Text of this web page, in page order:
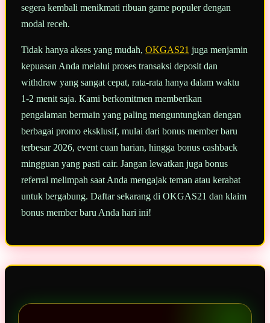
segera kembali menikmati ribuan game populer dengan
modal receh.
Tidak hanya akses yang mudah, OKGAS21 juga menjamin
kepuasan Anda melalui proses transaksi deposit dan
withdraw yang sangat cepat, rata-rata hanya dalam waktu
1-2 menit saja. Kami berkomitmen memberikan
pengalaman bermain yang paling menguntungkan dengan
berbagai promo eksklusif, mulai dari bonus member baru
terbesar 2026, event cuan harian, hingga bonus cashback
mingguan yang pasti cair. Jangan lewatkan juga bonus
referral melimpah saat Anda mengajak teman atau kerabat
untuk bergabung. Daftar sekarang di OKGAS21 dan klaim
bonus member baru Anda hari ini!